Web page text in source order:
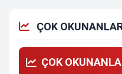
ÇOK
ÇOK